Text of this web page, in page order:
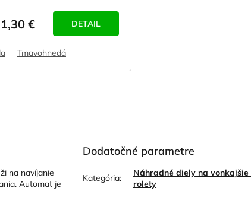
1,30 € DETAIL
Tmavohnedá
na navíjanie
Automat je
Dodatočné parametre
Kategória:
Náhradné diely na vonkajšie
rolety